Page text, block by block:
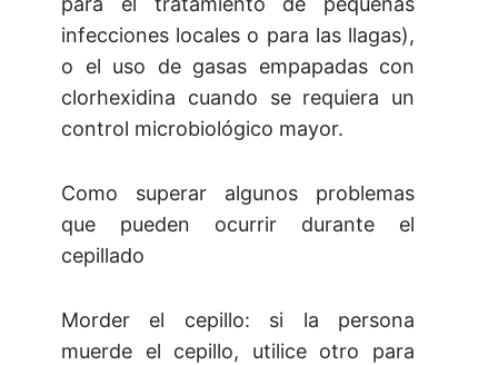
infecciones locales o para las llagas),
o el uso de gasas empapadas con
clorhexidina cuando se requiera un
control microbiológico mayor.
Como superar algunos problemas
que pueden ocurrir durante el
cepillado
Morder el cepillo: si la persona
muerde el cepillo, utilice otro para